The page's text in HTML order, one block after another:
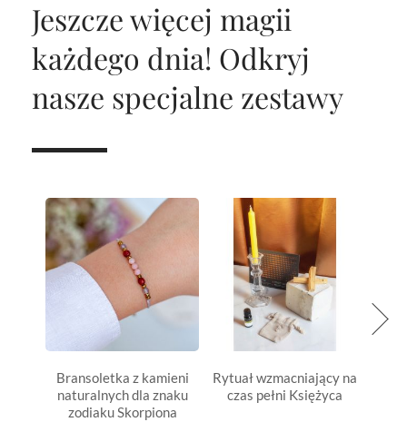
Jeszcze więcej magii
każdego dnia! Odkryj
nasze specjalne zestawy
Bransoletka z kamieni
naturalnych dla znaku
zodiaku Skorpiona
Rytuał wzmacniający na
czas pełni Księżyca